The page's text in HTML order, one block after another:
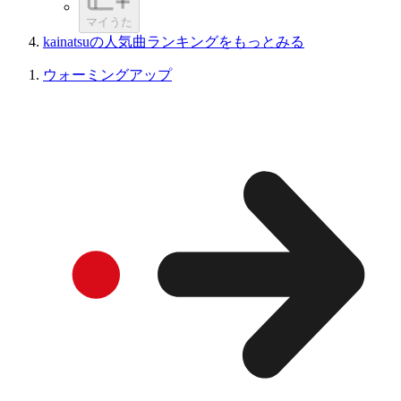
マイうた
kainatsuの人気曲ランキングをもっとみる
ウォーミングアップ